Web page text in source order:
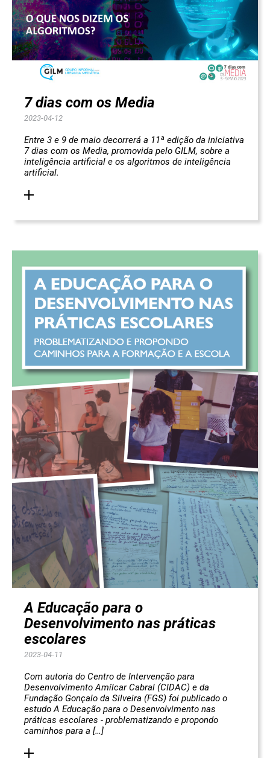
7 dias com os Media
2023-04-12
Entre 3 e 9 de maio decorrerá a 11ª edição da iniciativa
7 dias com os Media, promovida pelo GILM, sobre a
inteligência artificial e os algoritmos de inteligência
artificial.
A Educação para o
Desenvolvimento nas práticas
escolares
2023-04-11
Com autoria do Centro de Intervenção para
Desenvolvimento Amílcar Cabral (CIDAC) e da
Fundação Gonçalo da Silveira (FGS) foi publicado o
estudoA Educação para o Desenvolvimento nas
práticas escolares - problematizando e propondo
caminhos para a […]